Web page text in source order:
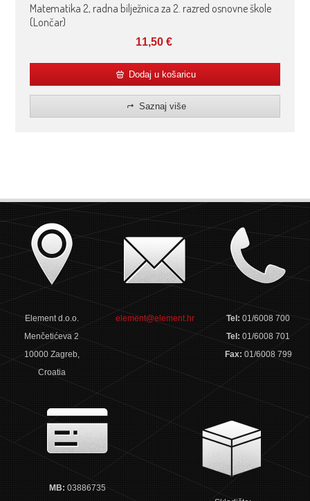
Matematika 2, radna bilježnica za 2. razred osnovne škole
(Lončar)
11,50 €
Dodaj u košaricu
Saznaj više
Element d.o.o.
Menčetićeva 2
10000 Zagreb,
Croatia
element@element.hr Tel:01/6008 700
Tel:01/6008 701
Fax: 01/6008 799
MB: 03886735